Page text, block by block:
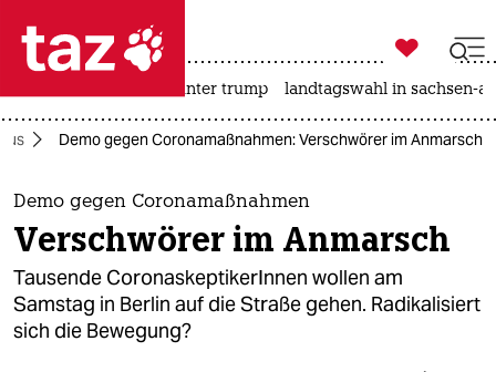
 taz zahl ich
taz zahl ich
themen
politik
öko
gesellschaft

taz zahl ich
usa unter trump landtagswahl in sachsen-
Demo gegen Coronamaßnahmen: Verschwörer im Anmarsch
Demo gegen Coronamaßnahmen
Verschwörer im Anmarsch
Tausende CoronaskeptikerInnen wollen am
Samstag in Berlin auf die Straße gehen. Radikalisiert
sich die Bewegung?